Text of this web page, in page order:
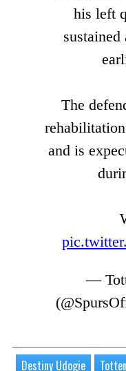
his left
The
and is
—
Destiny Udogie